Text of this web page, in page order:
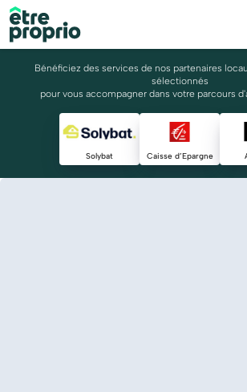
Bénéficiez des services de nos partenaires
sélectionnés
pour vous accompagner dans votre parcours
Solybat Caisse d’Epargne